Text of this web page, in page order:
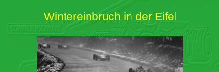
Wintereinbruch in der Eifel